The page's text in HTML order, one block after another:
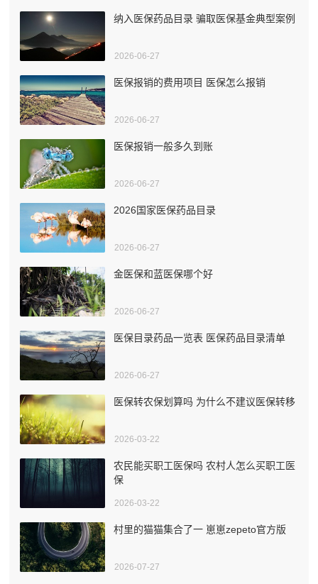
纳入医保药品目录 骗取医保基金典型案例
2026-06-27
医保报销的费用项目 医保怎么报销
2026-06-27
医保报销一般多久到账
2026-06-27
2026国家医保药品目录
2026-06-27
金医保和蓝医保哪个好
2026-06-27
医保目录药品一览表 医保药品目录清单
2026-06-27
医保转农保划算吗 为什么不建议医保转移
2026-03-22
农民能买职工医保吗 农村人怎么买职工医
保
2026-03-22
村里的猫猫集合了一 崽崽zepeto官方版
2026-07-27